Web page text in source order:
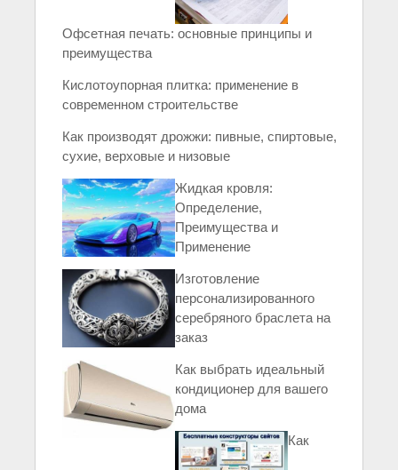
Офсетная печать: основные принципы и
преимущества
Кислотоупорная плитка: применение в
современном строительстве
Как производят дрожжи: пивные, спиртовые,
сухие, верховые и низовые
Жидкая кровля:
Определение,
Преимущества и
Применение
Изготовление
персонализированного
серебряного браслета на
заказ
Как выбрать идеальный
кондиционер для вашего
дома
Как